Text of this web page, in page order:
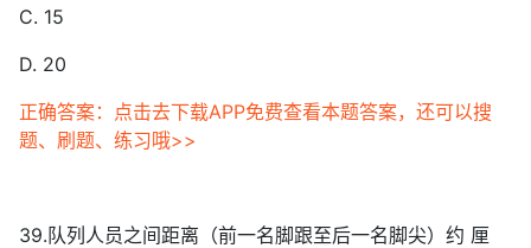
C. 15
D. 20
正确答案：点击去下载APP免费查看本题答案，还可以搜
题、刷题、练习哦>>
39.队列人员之间距离（前一名脚跟至后一名脚尖）约 厘